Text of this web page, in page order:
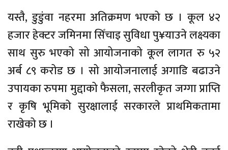
यस्तै, डुडुंवा नहरमा अतिक्रमण भएको छ । कूल ४२
हजार हेक्टर जमिनमा सिँचाइ सुविधा पु¥याउने लक्ष्यका
साथ सुरु भएको सो आयोजनाको कूल लागत रु ५२
अर्ब ८९ करोड छ । सो आयोजनालाई अगाडि बढाउने
उपायका रुपमा मुद्दाको फैसला, सरलीकृत जग्गा प्राप्ति
र कृषि भूमिको सुरक्षालाई सरकारले प्राथमिकतामा
राखेको छ ।